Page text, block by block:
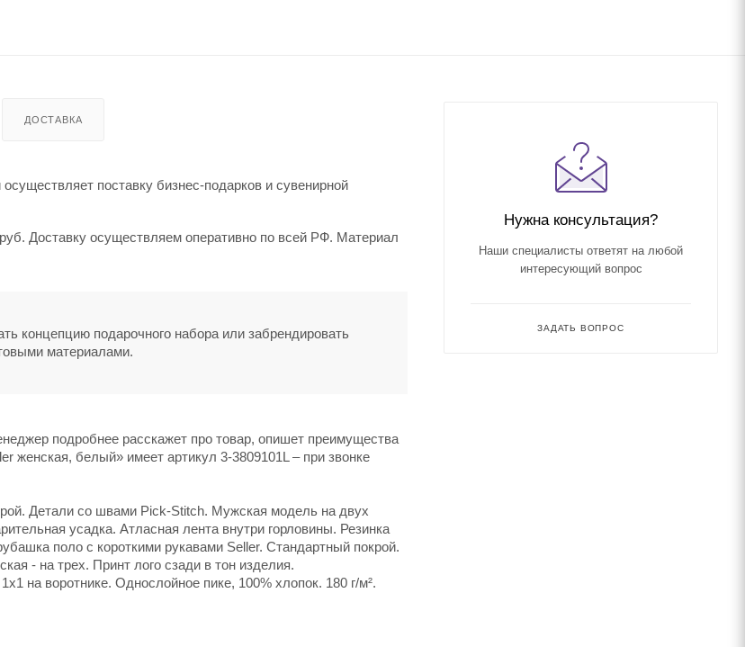
ДОСТАВКА
поставку бизнес-подарков и сувенирной
Доставку осуществляем оперативно по всей РФ. Материал
концепцию подарочного набора или забрендировать
материалами.
подробнее расскажет про товар, опишет преимущества
женская, белый» имеет артикул 3-3809101L – при звонке
Детали со швами Pick-Stitch. Мужская модель на двух
усадка. Атласная лента внутри горловины. Резинка
поло с короткими рукавами Seller. Стандартный покрой.
- на трех. Принт лого сзади в тон изделия.
на воротнике. Однослойное пике, 100% хлопок. 180 г/м².
Нужна консультация?
Наши специалисты ответят на любой
интересующий вопрос
ЗАДАТЬ ВОПРОС